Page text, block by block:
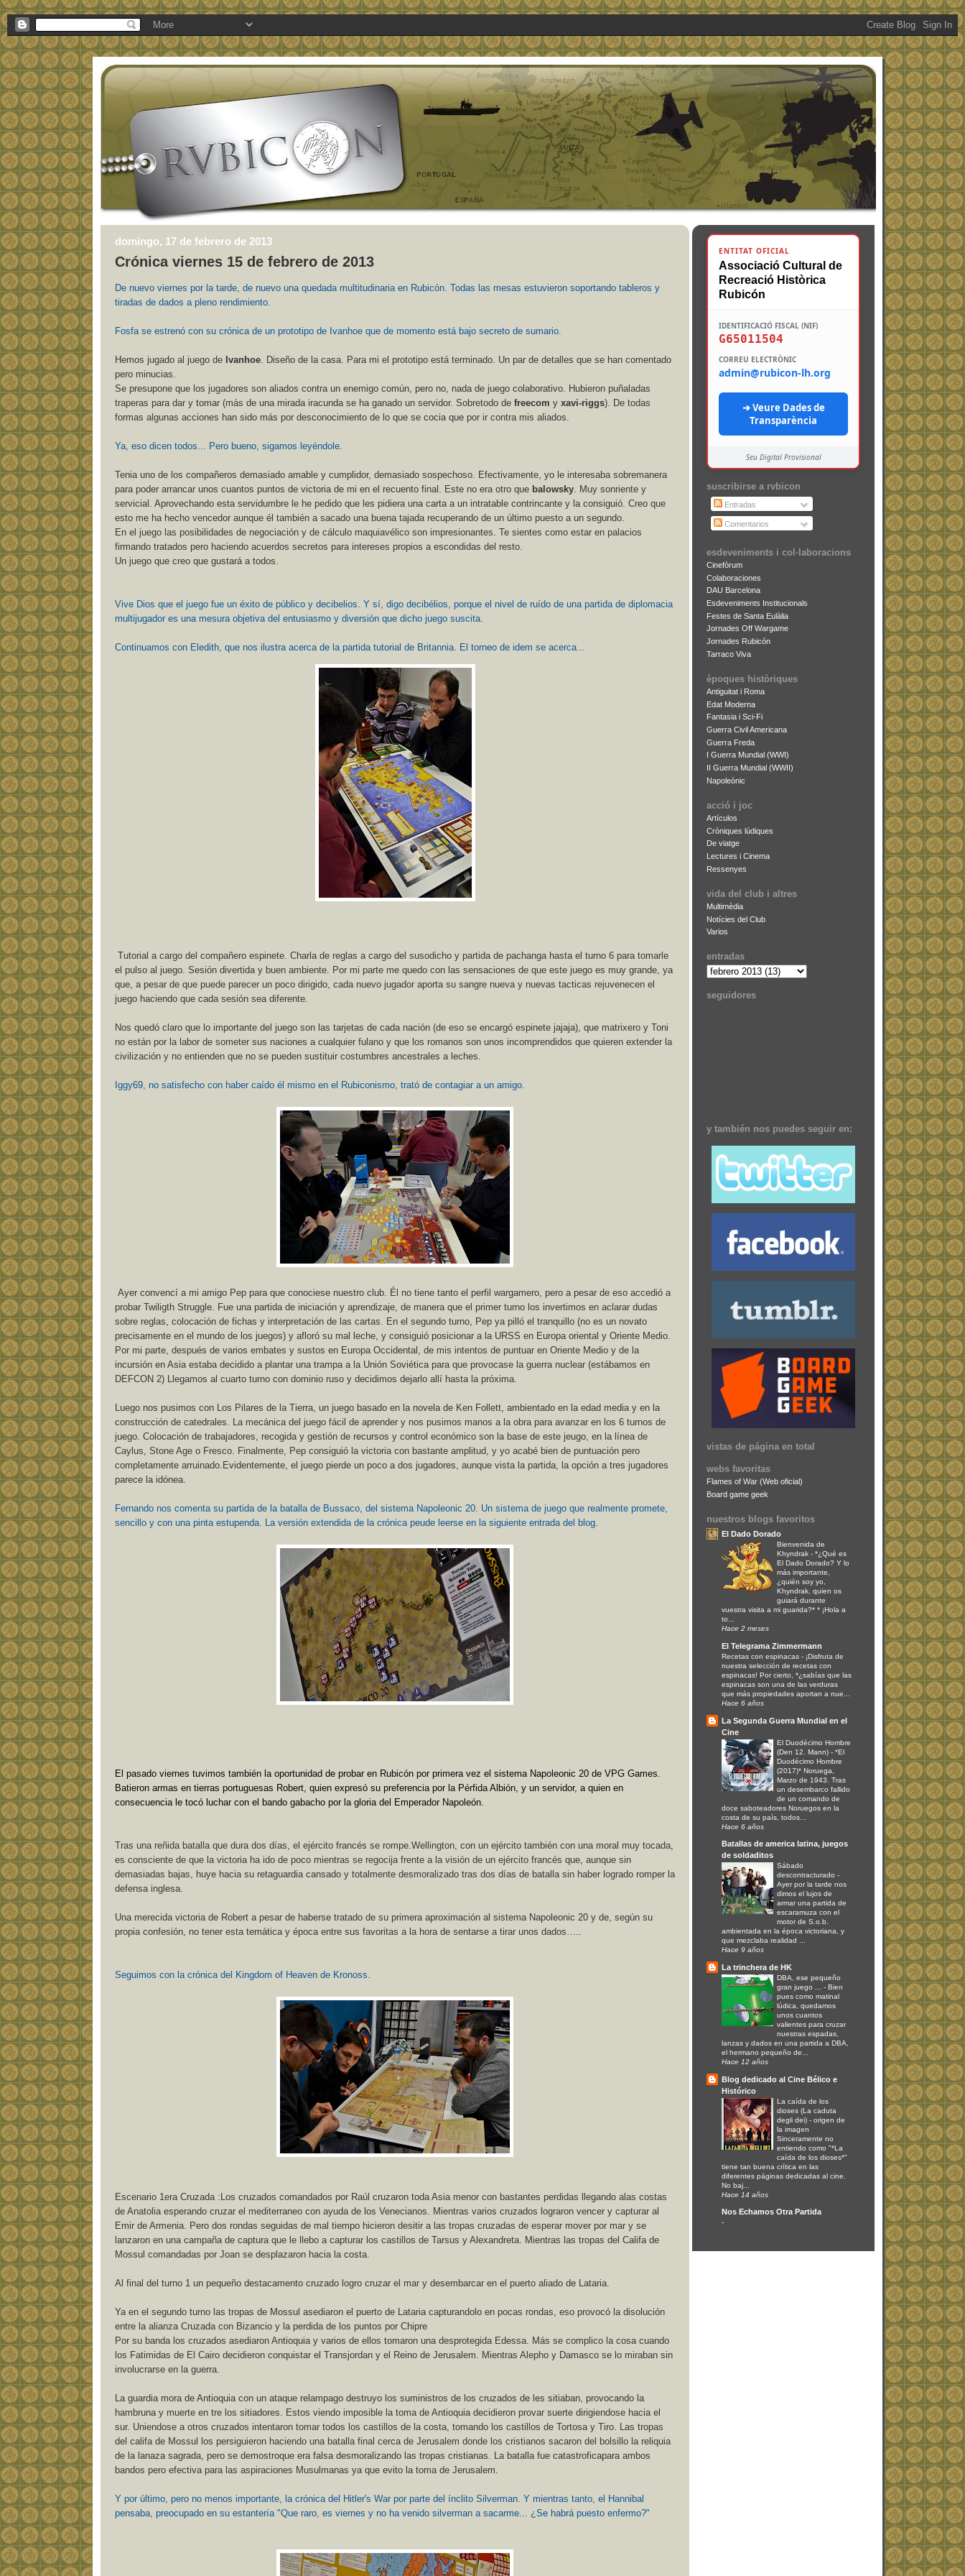
domingo, 17 de febrero de 2013
Crónica viernes 15 de febrero de 2013
De nuevo viernes por la tarde, de nuevo una quedada multitudinaria en Rubicón. Todas las mesas estuvieron soportando tableros y
tiradas de dados a pleno rendimiento.
Fosfa se estrenó con su crónica de un prototipo de Ivanhoe que de momento está bajo secreto de sumario.
Hemos jugado al juego de Ivanhoe. Diseño de la casa. Para mi el prototipo está terminado. Un par de detalles que se han comentado
pero minucias.
Se presupone que los jugadores son aliados contra un enemigo común, pero no, nada de juego colaborativo. Hubieron puñaladas
traperas para dar y tomar (más de una mirada iracunda se ha ganado un servidor. Sobretodo de freecom y xavi-riggs). De todas
formas algunas acciones han sido más por desconocimiento de lo que se cocia que por ir contra mis aliados.
Ya, eso dicen todos... Pero bueno, sigamos leyéndole.
Tenia uno de los compañeros demasiado amable y cumplidor, demasiado sospechoso. Efectivamente, yo le interesaba sobremanera
para poder arrancar unos cuantos puntos de victoria de mi en el recuento final. Este no era otro que balowsky. Muy sonriente y
servicial. Aprovechando esta servidumbre le he pedido que les pidiera una carta a un intratable contrincante y la consiguió. Creo que
esto me ha hecho vencedor aunque él también a sacado una buena tajada recuperando de un último puesto a un segundo.
En el juego las posibilidades de negociación y de cálculo maquiavélico son impresionantes. Te sientes como estar en palacios
firmando tratados pero haciendo acuerdos secretos para intereses propios a escondidas del resto.
Un juego que creo que gustará a todos.
Vive Dios que el juego fue un éxito de público y decibelios. Y sí, digo decibélios, porque el nivel de ruído de una partida de diplomacia
multijugador es una mesura objetiva del entusiasmo y diversión que dicho juego suscita.
Continuamos con Eledith, que nos ilustra acerca de la partida tutorial de Britannia. El torneo de idem se acerca...
Tutorial a cargo del compañero espinete. Charla de reglas a cargo del susodicho y partida de pachanga hasta el turno 6 para tomarle
el pulso al juego. Sesión divertida y buen ambiente. Por mi parte me quedo con las sensaciones de que este juego es muy grande, ya
que, a pesar de que puede parecer un poco dirigido, cada nuevo jugador aporta su sangre nueva y nuevas tacticas rejuvenecen el
juego haciendo que cada sesión sea diferente.
Nos quedó claro que lo importante del juego son las tarjetas de cada nación (de eso se encargó espinete jajaja), que matrixero y Toni
no están por la labor de someter sus naciones a cualquier fulano y que los romanos son unos incomprendidos que quieren extender la
civilización y no entienden que no se pueden sustituir costumbres ancestrales a leches.
Iggy69, no satisfecho con haber caído él mismo en el Rubiconismo, trató de contagiar a un amigo.
Ayer convencí a mi amigo Pep para que conociese nuestro club. Él no tiene tanto el perfil wargamero, pero a pesar de eso accedió a
probar Twiligth Struggle. Fue una partida de iniciación y aprendizaje, de manera que el primer turno los invertimos en aclarar dudas
sobre reglas, colocación de fichas y interpretación de las cartas. En el segundo turno, Pep ya pilló el tranquillo (no es un novato
precisamente en el mundo de los juegos) y afloró su mal leche, y consiguió posicionar a la URSS en Europa oriental y Oriente Medio.
Por mi parte, después de varios embates y sustos en Europa Occidental, de mis intentos de puntuar en Oriente Medio y de la
incursión en Asia estaba decidido a plantar una trampa a la Unión Soviética para que provocase la guerra nuclear (estábamos en
DEFCON 2) Llegamos al cuarto turno con dominio ruso y decidimos dejarlo allí hasta la próxima.
Luego nos pusimos con Los Pilares de la Tierra, un juego basado en la novela de Ken Follett, ambientado en la edad media y en la
construcción de catedrales. La mecánica del juego fácil de aprender y nos pusimos manos a la obra para avanzar en los 6 turnos de
juego. Colocación de trabajadores, recogida y gestión de recursos y control económico son la base de este jeugo, en la línea de
Caylus, Stone Age o Fresco. Finalmente, Pep consiguió la victoria con bastante amplitud, y yo acabé bien de puntuación pero
completamente arruinado.Evidentemente, el juego pierde un poco a dos jugadores, aunque vista la partida, la opción a tres jugadores
parece la idónea.
Fernando nos comenta su partida de la batalla de Bussaco, del sistema Napoleonic 20. Un sistema de juego que realmente promete,
sencillo y con una pinta estupenda. La versión extendida de la crónica peude leerse en la siguiente entrada del blog.
El pasado viernes tuvimos también la oportunidad de probar en Rubicón por primera vez el sistema Napoleonic 20 de VPG Games.
Batieron armas en tierras portuguesas Robert, quien expresó su preferencia por la Pérfida Albión, y un servidor, a quien en
consecuencia le tocó luchar con el bando gabacho por la gloria del Emperador Napoleón.
Tras una reñida batalla que dura dos días, el ejército francés se rompe.Wellington, con un ejército también con una moral muy tocada,
es consciente de que la victoria ha ido de poco mientras se regocija frente a la visión de un ejército francés que, aunque sin
demasiadas bajas, huye hacia su retaguardia cansado y totalmente desmoralizado tras dos días de batalla sin haber logrado romper la
defensa inglesa.
Una merecida victoria de Robert a pesar de haberse tratado de su primera aproximación al sistema Napoleonic 20 y de, según su
propia confesión, no tener esta temática y época entre sus favoritas a la hora de sentarse a tirar unos dados…..
Seguimos con la crónica del Kingdom of Heaven de Kronoss.
Escenario 1era Cruzada :Los cruzados comandados por Raúl cruzaron toda Asia menor con bastantes perdidas llegando alas costas
de Anatolia esperando cruzar el mediterraneo con ayuda de los Venecianos. Mientras varios cruzados lograron vencer y capturar al
Emir de Armenia. Pero dos rondas seguidas de mal tiempo hicieron desitir a las tropas cruzadas de esperar mover por mar y se
lanzaron en una campaña de captura que le llebo a capturar los castillos de Tarsus y Alexandreta. Mientras las tropas del Califa de
Mossul comandadas por Joan se desplazaron hacia la costa.
Al final del turno 1 un pequeño destacamento cruzado logro cruzar el mar y desembarcar en el puerto aliado de Lataria.
Ya en el segundo turno las tropas de Mossul asediaron el puerto de Lataria capturandolo en pocas rondas, eso provocó la disolución
entre la alianza Cruzada con Bizancio y la perdida de los puntos por Chipre
Por su banda los cruzados asediaron Antioquia y varios de ellos tomaron una desprotegida Edessa. Más se complico la cosa cuando
los Fatimidas de El Cairo decidieron conquistar el Transjordan y el Reino de Jerusalem. Mientras Alepho y Damasco se lo miraban sin
involucrarse en la guerra.
La guardia mora de Antioquia con un ataque relampago destruyo los suministros de los cruzados de les sitiaban, provocando la
hambruna y muerte en tre los sitiadores. Estos viendo imposible la toma de Antioquia decidieron provar suerte dirigiendose hacia el
sur. Uniendose a otros cruzados intentaron tomar todos los castillos de la costa, tomando los castillos de Tortosa y Tiro. Las tropas
del califa de Mossul los persiguieron haciendo una batalla final cerca de Jerusalem donde los cristianos sacaron del bolsillo la reliquia
de la lanaza sagrada, pero se demostroque era falsa desmoralizando las tropas cristianas. La batalla fue catastroficapara ambos
bandos pero efectiva para las aspiraciones Musulmanas ya que evito la toma de Jerusalem.
Y por último, pero no menos importante, la crónica del Hitler's War por parte del ínclito Silverman. Y mientras tanto, el Hannibal
pensaba, preocupado en su estantería "Que raro, es viernes y no ha venido silverman a sacarme... ¿Se habrá puesto enfermo?"
ENTITAT OFICIAL
Associació Cultural de
Recreació Històrica
Rubicón
IDENTIFICACIÓ FISCAL (NIF)
G65011504
CORREU ELECTRÒNIC
admin@rubicon-lh.org
➔ Veure Dades de
Transparència
Seu Digital Provisional
suscribirse a rvbicon
Entradas
Comentarios
esdeveniments i col·laboracions
Cinefòrum
Colaboraciones
DAU Barcelona
Esdeveniments Institucionals
Festes de Santa Eulàlia
Jornades Off Wargame
Jornades Rubicón
Tarraco Viva
èpoques històriques
Antiguitat i Roma
Edat Moderna
Fantasia i Sci-Fi
Guerra Civil Americana
Guerra Freda
I Guerra Mundial (WWI)
II Guerra Mundial (WWII)
Napoleònic
acció i joc
Artículos
Cròniques lúdiques
De viatge
Lectures i Cinema
Ressenyes
vida del club i altres
Multimèdia
Notícies del Club
Varios
entradas
seguidores
y también nos puedes seguir en:
vistas de página en total
webs favoritas
Flames of War (Web oficial)
Board game geek
nuestros blogs favoritos
El Dado Dorado
Bienvenida de
Khyndrak - *¿Qué es
El Dado Dorado? Y lo
más importante,
¿quién soy yo,
Khyndrak, quien os
guiará durante
vuestra visita a mi guarida?* * ¡Hola a
to...
Hace 2 meses
El Telegrama Zimmermann
Recetas con espinacas - ¡Disfruta de
nuestra selección de recetas con
espinacas! Por cierto, *¿sabías que las
espinacas son una de las verduras
que más propiedades aportan a nue...
Hace 6 años
La Segunda Guerra Mundial en el
Cine
El Duodécimo Hombre
(Den 12. Mann) - *El
Duodécimo Hombre
(2017)* Noruega,
Marzo de 1943. Tras
un desembarco fallido
de un comando de
doce saboteadores Noruegos en la
costa de su país, todos...
Hace 6 años
Batallas de america latina, juegos
de soldaditos
Sábado
descontracturado -
Ayer por la tarde nos
dimos el lujos de
armar una partida de
escaramuza con el
motor de S.o.b.
ambientada en la época victoriana, y
que mezclaba realidad ...
Hace 9 años
La trinchera de HK
DBA, ese pequeño
gran juego ... - Bien
pues como matinal
lúdica, quedamos
unos cuantos
valientes para cruzar
nuestras espadas,
lanzas y dados en una partida a DBA,
el hermano pequeño de...
Hace 12 años
Blog dedicado al Cine Bélico e
Histórico
La caída de los
dioses (La caduta
degli dei) - origen de
la imagen
Sinceramente no
entiendo como "*La
caída de los dioses*"
tiene tan buena crítica en las
diferentes páginas dedicadas al cine.
No baj...
Hace 14 años
Nos Echamos Otra Partida
-